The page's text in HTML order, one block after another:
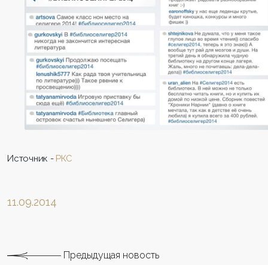
Источник - РКС
11.09.2014
Предыдущая новость